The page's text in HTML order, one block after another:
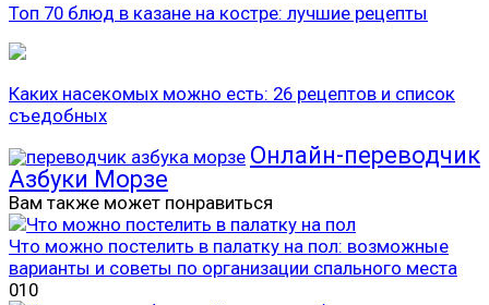
Топ 70 блюд в казане на костре: лучшие рецепты
Каких насекомых можно есть: 26 рецептов и список
съедобных
Онлайн-переводчик
Азбуки Морзе
Вам также может понравиться
Что можно постелить в палатку на пол: возможные
варианты и советы по организации спального места
010